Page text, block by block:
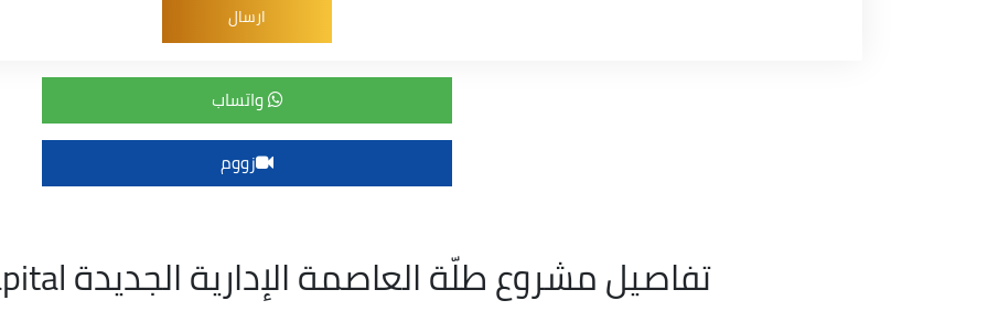
واتساب
زووم
تفاصيل مشروع طلّة العاصمة الإدارية الجديدة TALAH New Capital